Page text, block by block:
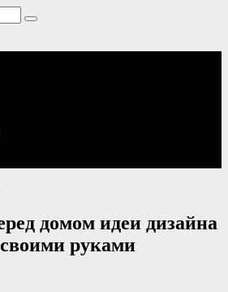
домом идеи дизайна
руками